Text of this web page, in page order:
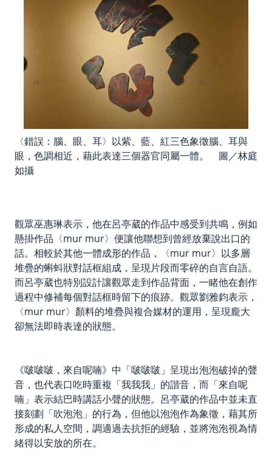
〈錯誤：腦、眼、耳〉以紫、藍、紅三色象徵腦、耳與
眼，色調相近，藉此表達三個器官同屬一體。 圖／林庭
如攝
觀眾巫惠琳表示，他在呂亭葳的作品中感受到共鳴，例如
懸掛作品〈mur mur〉便讓他聯想到曾經放棄說出口的
話。相較於其他一體成形的作品，〈mur mur〉以多層
堆疊的蝌蚪狀對話框組成，呈現片段而零碎的自言自語。
而呂亭葳也特別設計讓觀眾走到作品背面，一睹他在創作
過程中修補每個對話框時留下的痕跡。觀眾劉雅鈞表示，
〈mur mur〉顏料的堆疊與複合媒材的運用，呈現龐大
卻無法即時表達的狀態。
《啵啵啵，來自呢喃》中「啵啵啵」呈現出泡泡破掉的聲
音，也代表口吃時重複「我我我」的諧音，而「來自呢
喃」表示結巴時講話小聲的狀態。呂亭葳的作品中並未直
接刻劃「吹泡泡」的行為，但他以泡泡作為象徵，藉其所
形成的私人空間，調適過去抗拒的經驗，並將泡泡視為情
緒得以安放的所在。